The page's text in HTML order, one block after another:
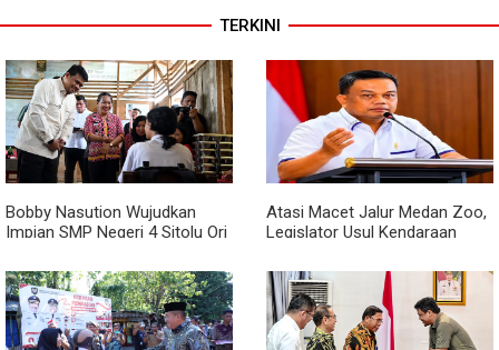
TERKINI
Bobby Nasution Wujudkan
Impian SMP Negeri 4 Sitolu Ori
Atasi Macet Jalur Medan Zoo,
Legislator Usul Kendaraan
Royal Sumatera